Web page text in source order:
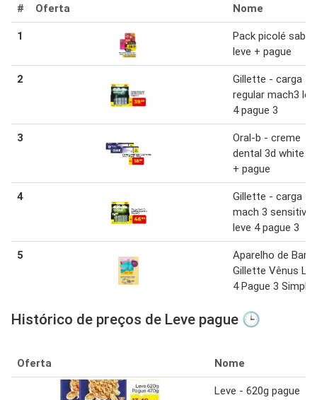
# Oferta Nome
1
Pack picolé
leve + pague
2
Gillette - carga
regular mach3
4 pague 3
3
Oral-b - creme
dental 3d white
+ pague
4
Gillette - carga
mach 3 sensitive
leve 4 pague 3
5
Aparelho de
Gillette Vênus
4 Pague 3 Simply
Histórico de preços de Leve pague 🕒
Oferta Nome
Leve - 620g pague